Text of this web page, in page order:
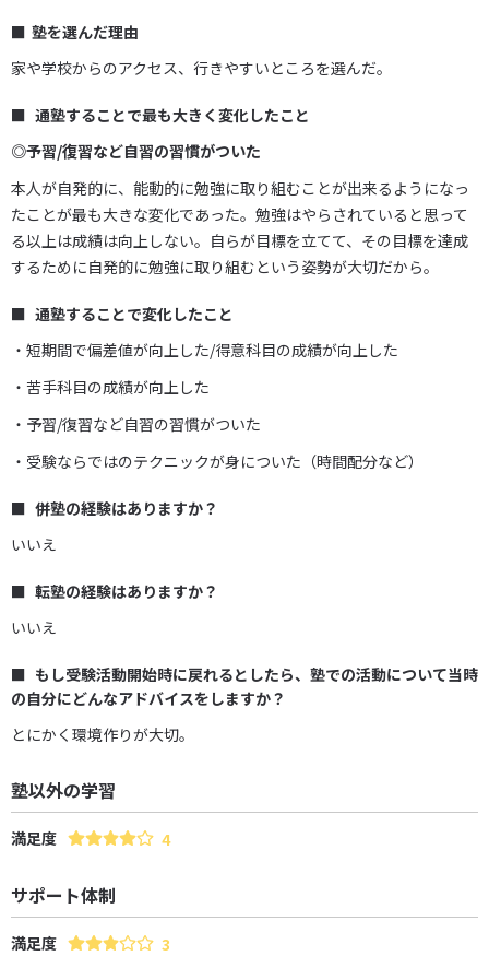
塾を選んだ理由
家や学校からのアクセス、行きやすいところを選んだ。
通塾することで最も大きく変化したこと
◎予習/復習など自習の習慣がついた
本人が自発的に、能動的に勉強に取り組むことが出来るようになっ
たことが最も大きな変化であった。勉強はやらされていると思って
る以上は成績は向上しない。自らが目標を立てて、その目標を達成
するために自発的に勉強に取り組むという姿勢が大切だから。
通塾することで変化したこと
・短期間で偏差値が向上した/得意科目の成績が向上した
・苦手科目の成績が向上した
・予習/復習など自習の習慣がついた
・受験ならではのテクニックが身についた（時間配分など）
併塾の経験はありますか？
いいえ
転塾の経験はありますか？
いいえ
もし受験活動開始時に戻れるとしたら、塾での活動について当時
の自分にどんなアドバイスをしますか？
とにかく環境作りが大切。
塾以外の学習
満足度 4
サポート体制
満足度 3